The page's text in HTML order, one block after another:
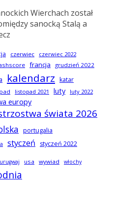
Wierchach został
sanocką Stalą a
czerwiec
czerwiec 2022
francja grudzień 2022
kalendarz katar
listopad 2021 luty
luty 2022
europy
świata 2026
portugalia
styczeń styczeń 2022
urugwaj usa wywiad włochy